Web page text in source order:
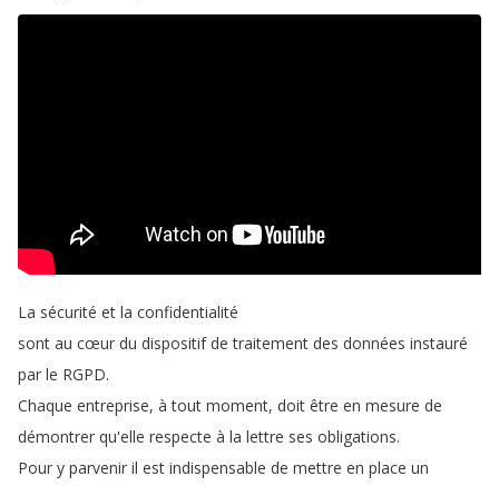
La sécurité et la confidentialité
sont au cœur du dispositif de traitement des données instauré
par le RGPD.
Chaque entreprise, à tout moment, doit être en mesure de
démontrer qu'elle respecte à la lettre ses obligations.
Pour y parvenir il est indispensable de mettre en place un